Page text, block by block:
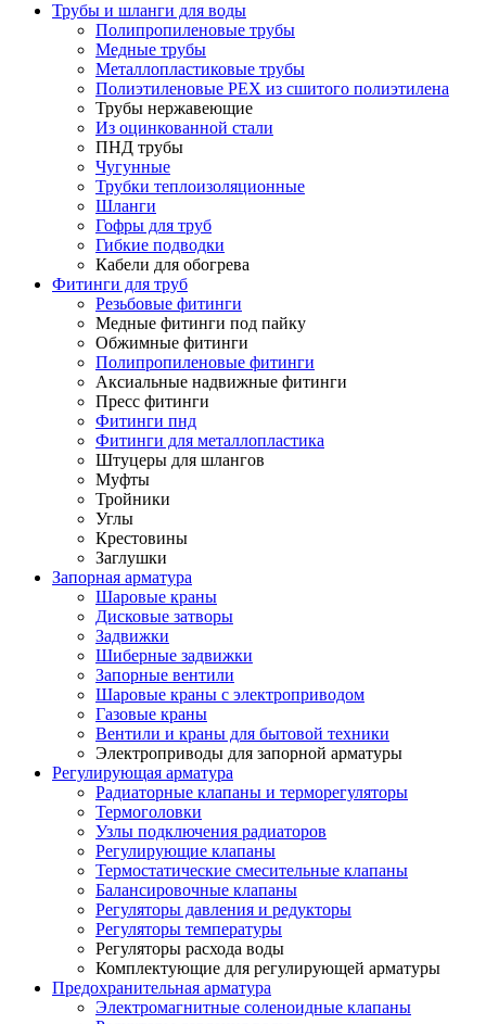
Трубы и шланги для воды
Полипропиленовые трубы
Медные трубы
Металлопластиковые трубы
Полиэтиленовые PEX из сшитого полиэтилена
Трубы нержавеющие
Из оцинкованной стали
ПНД трубы
Чугунные
Трубки теплоизоляционные
Шланги
Гофры для труб
Гибкие подводки
Кабели для обогрева
Фитинги для труб
Резьбовые фитинги
Медные фитинги под пайку
Обжимные фитинги
Полипропиленовые фитинги
Аксиальные надвижные фитинги
Пресс фитинги
Фитинги пнд
Фитинги для металлопластика
Штуцеры для шлангов
Муфты
Тройники
Углы
Крестовины
Заглушки
Запорная арматура
Шаровые краны
Дисковые затворы
Задвижки
Шиберные задвижки
Запорные вентили
Шаровые краны с электроприводом
Газовые краны
Вентили и краны для бытовой техники
Электроприводы для запорной арматуры
Регулирующая арматура
Радиаторные клапаны и терморегуляторы
Термоголовки
Узлы подключения радиаторов
Регулирующие клапаны
Термостатические смесительные клапаны
Балансировочные клапаны
Регуляторы давления и редукторы
Регуляторы температуры
Регуляторы расхода воды
Комплектующие для регулирующей арматуры
Предохранительная арматура
Электромагнитные соленоидные клапаны